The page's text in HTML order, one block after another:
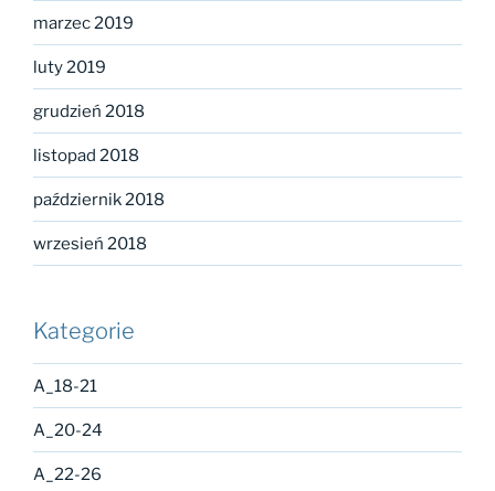
marzec 2019
luty 2019
grudzień 2018
listopad 2018
październik 2018
wrzesień 2018
Kategorie
A_18-21
A_20-24
A_22-26